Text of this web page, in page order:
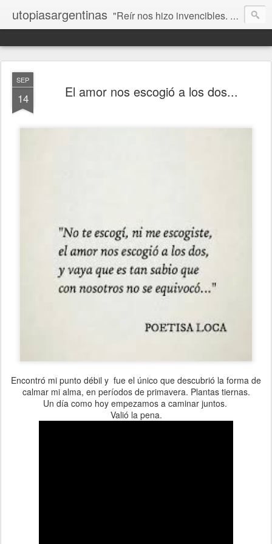
utopiasargentinas "Reír nos hizo invencibles. No como los que siempre ganan, sino como aquellos que no se rinden”. Frida Kahlo
SEP
14 El amor nos escogió a los dos...
Encontró mi punto débil y fue el único que descubrió la forma de
calmar mi alma, en períodos de primavera. Plantas tiernas.
Un día como hoy empezamos a caminar juntos.
Valió la pena.